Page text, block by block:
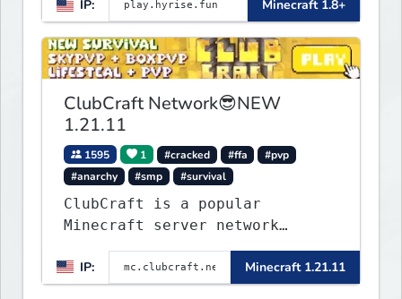
IP:
Minecraft 1.8+
ClubCraft Network😎NEW
1.21.11
1595 1 #cracked #ffa
#pvp
#anarchy
#smp #survival
ClubCraft is a popular
Minecraft server network
modes, including Survival,
Lifesteal, FFA BoxPVP,
IP: Minecraft 1.21.11